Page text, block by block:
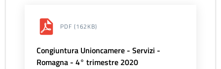
PDF (162KB)
Congiuntura Unioncamere - Servizi -
Romagna - 4° trimestre 2020